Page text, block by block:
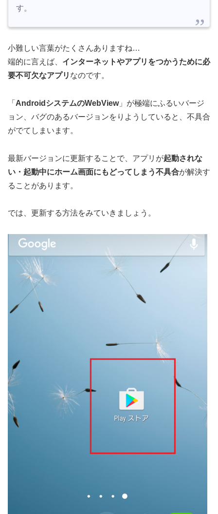
す。
小難しい言葉がたくさんありますね…
端的に言えば、 インターネットやアプリをつかうために必
要不可欠なアプリ なのです。
「 AndroidシステムのWebView」が極端にふるいバージ
ョン、バグのあるバージョンをりようしていると、不具合
がでてしまいます。
最新バージョンに更新することで、アプリが起動されな
い・起動中にホーム画面にもどってしまう不具合が解決す
ることがあります。
では、更新する方法をみていきましょう。